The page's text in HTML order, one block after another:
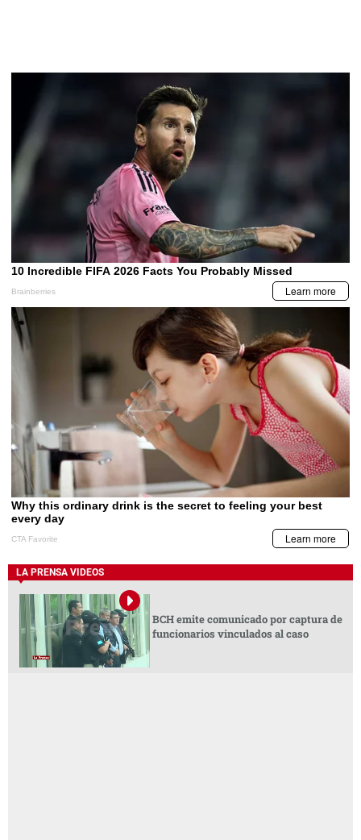
LA PRENSA VIDEOS
BCH emite comunicado por captura de
funcionarios vinculados al caso